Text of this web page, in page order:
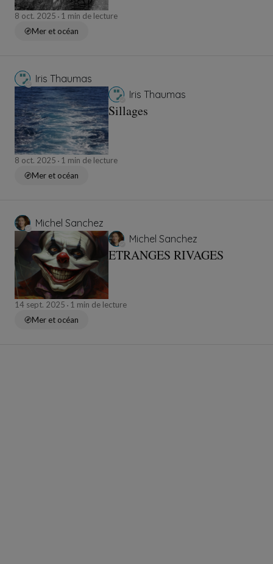
8 oct. 2025
1 min de lecture
Mer et océan
Iris Thaumas
Iris Thaumas
Sillages
8 oct. 2025
1 min de lecture
Mer et océan
Michel Sanchez
Michel Sanchez
ETRANGES RIVAGES
14 sept. 2025
1 min de lecture
Mer et océan